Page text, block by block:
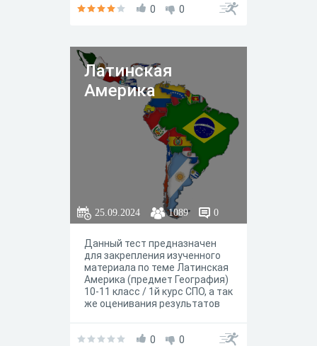
"Просвещение" 2022 год
0 0
Латинская
Америка
25.09.2024 1089 0
Данный тест предназначен
для закрепления изученного
материала по теме Латинская
Америка (предмет География)
10-11 класс / 1й курс СПО, а так
же оценивания результатов
0
0